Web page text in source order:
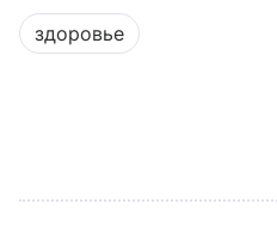
руководит им сегодня.
здоровье